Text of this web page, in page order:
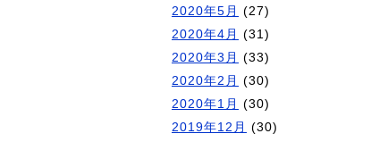
2020年5月
(27)
2020年4月
(31)
2020年3月
(33)
2020年2月
(30)
2020年1月
(30)
2019年12月
(30)